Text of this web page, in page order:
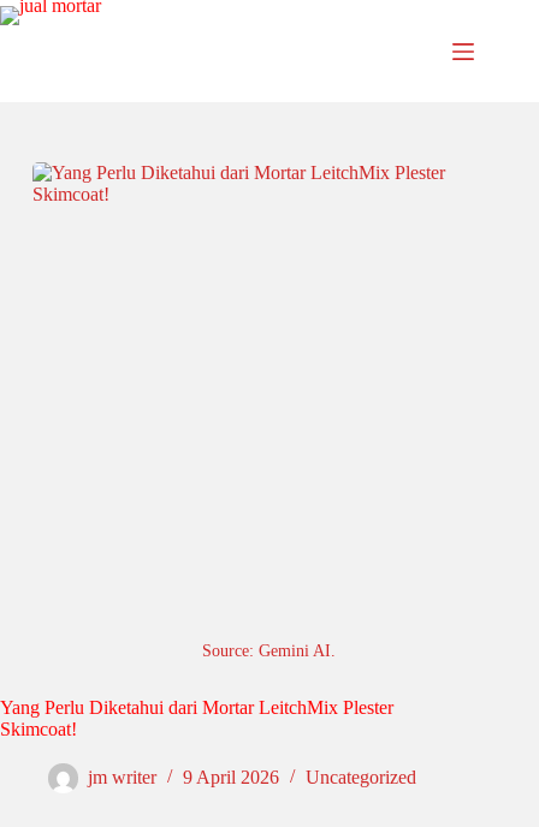
Source: Gemini AI.
Yang Perlu Diketahui dari Mortar LeitchMix Plester
Skimcoat!
jm writer 9 April 2026 Uncategorized